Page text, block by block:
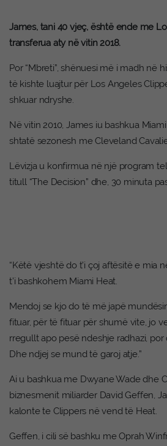
James, tani 40 vjeç, është ende me
transferua aty në vitin 2018.
Por “Mbreti”, shënuesi më i madh në
të kishte luajtur për Los Angeles
shkuar ndryshe.
Në vitin 2010, James iu bashkua
shtatë sezonesh me Cleveland
Lëvizja u konfirmua në një program
titull “The Decision” dhe, 30 minuta
“Këtë vjeshtë do t’i çoj aftësitë e mia
t’i bashkohem Miami Heat.
Mendoj se kjo do të më japë
fituar, për të fituar për shumë vite, jo
rregullt apo pesë ndeshje radhazi,
Dhe ndjej se mund të garoj atje.”
Ai u bashkua me Dwyane Wade dhe
biznesmenit miliarder David Geffen,
kalonte te Clippers në vend të Heat.
Geffen, i cili së bashku me Oprah